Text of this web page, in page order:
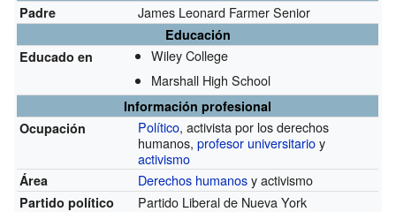
Padre
James Leonard Farmer Senior
Educación
Educado en
Wiley College
Marshall High School
Información profesional
Ocupación
Político, activista por los derechos
humanos,profesor universitarioy
activismo
Área Derechos humanosy activismo
Partido político Partido Liberal de Nueva York